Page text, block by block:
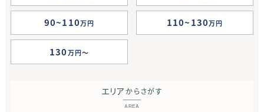
90~110万円 110~130万円
130万円
エリア からさがす
AREA